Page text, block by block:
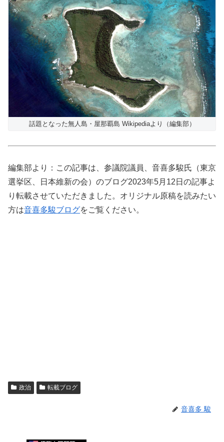
話題となった無人島・屋那覇島 Wikipediaより（編集部）
編集部より：この記事は、参議院議員、音喜多駿氏（東京
選挙区、日本維新の会）のブログ2023年5月12日の記事よ
り転載させていただきました。オリジナル原稿を読みたい
方は音喜多駿ブログをご覧ください。
政治 転載ブログ
音喜多 駿